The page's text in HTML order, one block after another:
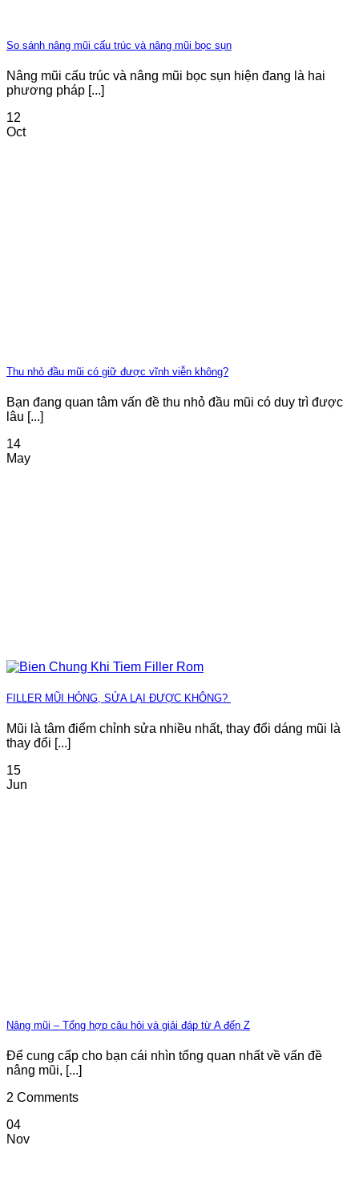
So sánh nâng mũi cấu trúc và nâng mũi bọc sụn
Nâng mũi cấu trúc và nâng mũi bọc sụn hiện đang là hai
phương pháp [...]
12
Oct
Thu nhỏ đầu mũi có giữ được vĩnh viễn không?
Bạn đang quan tâm vấn đề thu nhỏ đầu mũi có duy trì được
lâu [...]
14
May
FILLER MŨI HỎNG, SỬA LẠI ĐƯỢC KHÔNG?
Mũi là tâm điểm chỉnh sửa nhiều nhất, thay đổi dáng mũi là
thay đổi [...]
15
Jun
Nâng mũi – Tổng hợp câu hỏi và giải đáp từ A đến Z
Để cung cấp cho bạn cái nhìn tổng quan nhất về vấn đề
nâng mũi, [...]
2 Comments
04
Nov